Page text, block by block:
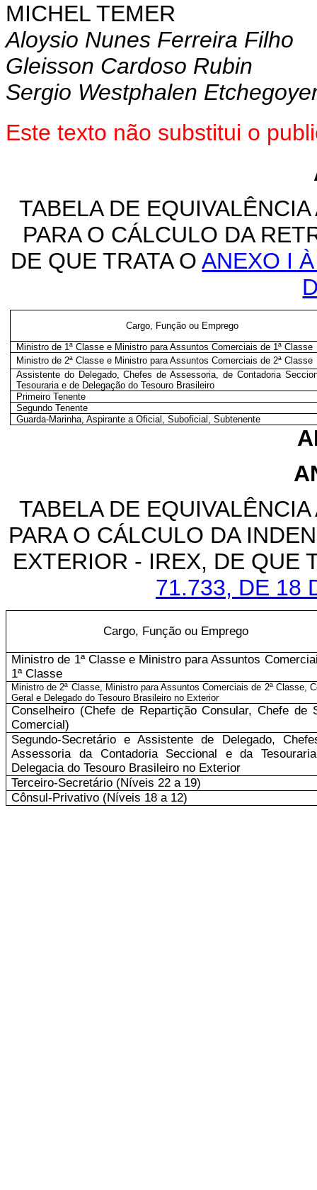
MICHEL TEMER
Aloysio Nunes Ferreira Filho
Gleisson Cardoso Rubin
Sergio Westphalen
Este texto não substitui o
TABELA DE
PARA O CÁLCULO DA
DE QUE TRATA OANEXO I
Cargo, Função ou Emprego
Ministro de 1ª Classe e Ministro para Assuntos Comerciais de 1ª Classe
Ministro de 2ª Classe e Ministro para Assuntos Comerciais de 2ª Classe
Assistente do Delegado, Chefes de Assessoria, de Contadoria
Tesouraria e de Delegação do Tesouro Brasileiro
Primeiro Tenente
Segundo Tenente
Guarda-Marinha, Aspirante a Oficial, Suboficial, Subtenente
TABELA DE
PARA O CÁLCULO DA
EXTERIOR - IREX, DE QUE
71.733, DE 18
Cargo, Função ou Emprego
Ministro de 1ª Classe e Ministro para Assuntos
1ª Classe
Ministro de 2ª Classe, Ministro para Assuntos Comerciais de 2ª Classe,
Geral e Delegado do Tesouro Brasileiro no Exterior
Conselheiro (Chefe de Repartição Consular, Chefe de
Comercial)
Segundo-Secretário e Assistente de Delegado,
Assessoria da Contadoria Seccional e da
Delegacia do Tesouro Brasileiro no Exterior
Terceiro-Secretário (Níveis 22 a 19)
Cônsul-Privativo (Níveis 18 a 12)